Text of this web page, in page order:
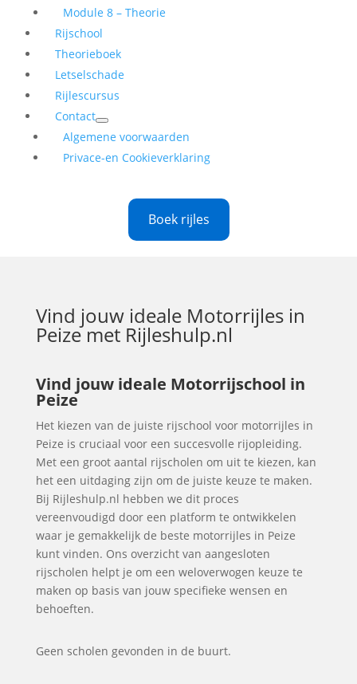
Module 8 – Theorie
Rijschool
Theorieboek
Letselschade
Rijlescursus
Contact
Algemene voorwaarden
Privace-en Cookieverklaring
Boek rijles
Vind jouw ideale Motorrijles in
Peizemet Rijleshulp.nl
Vind jouw ideale Motorrijschool in
Peize
Het kiezen van de juiste rijschool voor motorrijles in
Peize is cruciaal voor een succesvolle rijopleiding.
Met een groot aantal rijscholen om uit te kiezen, kan
het een uitdaging zijn om de juiste keuze te maken.
Bij Rijleshulp.nl hebben we dit proces
vereenvoudigd door een platform te ontwikkelen
waar je gemakkelijk de beste motorrijles in Peize
kunt vinden. Ons overzicht van aangesloten
rijscholen helpt je om een weloverwogen keuze te
maken op basis van jouw specifieke wensen en
behoeften.
Geen scholen gevonden in de buurt.